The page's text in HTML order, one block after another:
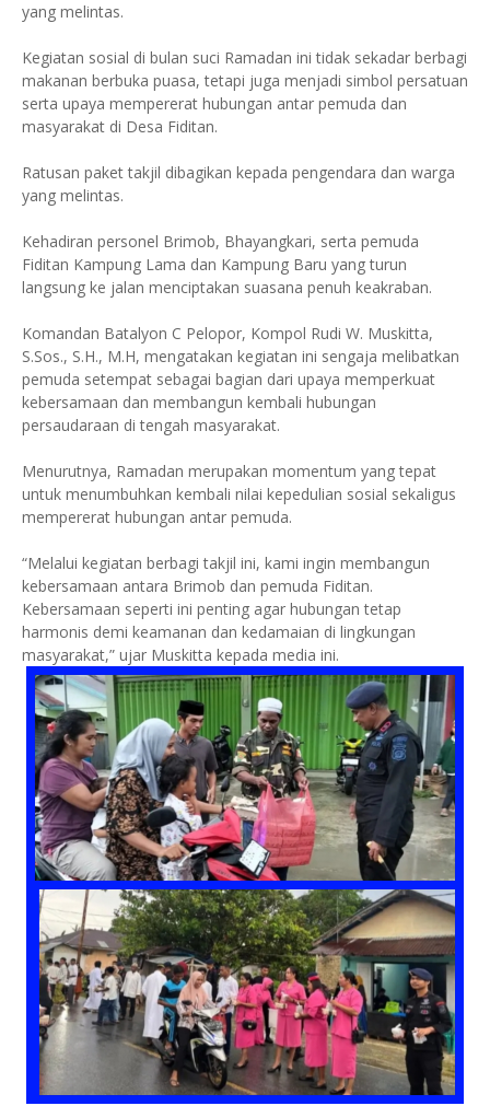
yang melintas.
Kegiatan sosial di bulan suci Ramadan ini tidak sekadar berbagi
makanan berbuka puasa, tetapi juga menjadi simbol persatuan
serta upaya mempererat hubungan antar pemuda dan
masyarakat di Desa Fiditan.
Ratusan paket takjil dibagikan kepada pengendara dan warga
yang melintas.
Kehadiran personel Brimob, Bhayangkari, serta pemuda
Fiditan Kampung Lama dan Kampung Baru yang turun
langsung ke jalan menciptakan suasana penuh keakraban.
Komandan Batalyon C Pelopor, Kompol Rudi W. Muskitta,
S.Sos., S.H., M.H, mengatakan kegiatan ini sengaja melibatkan
pemuda setempat sebagai bagian dari upaya memperkuat
kebersamaan dan membangun kembali hubungan
persaudaraan di tengah masyarakat.
Menurutnya, Ramadan merupakan momentum yang tepat
untuk menumbuhkan kembali nilai kepedulian sosial sekaligus
mempererat hubungan antar pemuda.
“Melalui kegiatan berbagi takjil ini, kami ingin membangun
kebersamaan antara Brimob dan pemuda Fiditan.
Kebersamaan seperti ini penting agar hubungan tetap
harmonis demi keamanan dan kedamaian di lingkungan
masyarakat,” ujar Muskitta kepada media ini.